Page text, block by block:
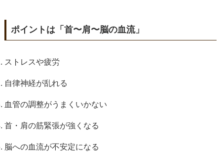
ポイントは「首〜肩〜脳の血流」
ストレスや疲労
自律神経が乱れる
血管の調整がうまくいかない
首・肩の筋緊張が強くなる
脳への血流が不安定になる